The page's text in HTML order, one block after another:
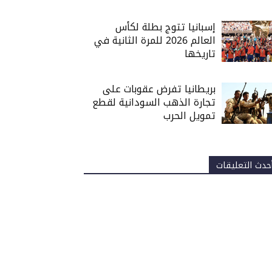
إسبانيا تتوج بطلة لكأس
العالم 2026 للمرة الثانية في
تاريخها
بريطانيا تفرض عقوبات على
تجارة الذهب السودانية لقطع
تمويل الحرب
التعليقات